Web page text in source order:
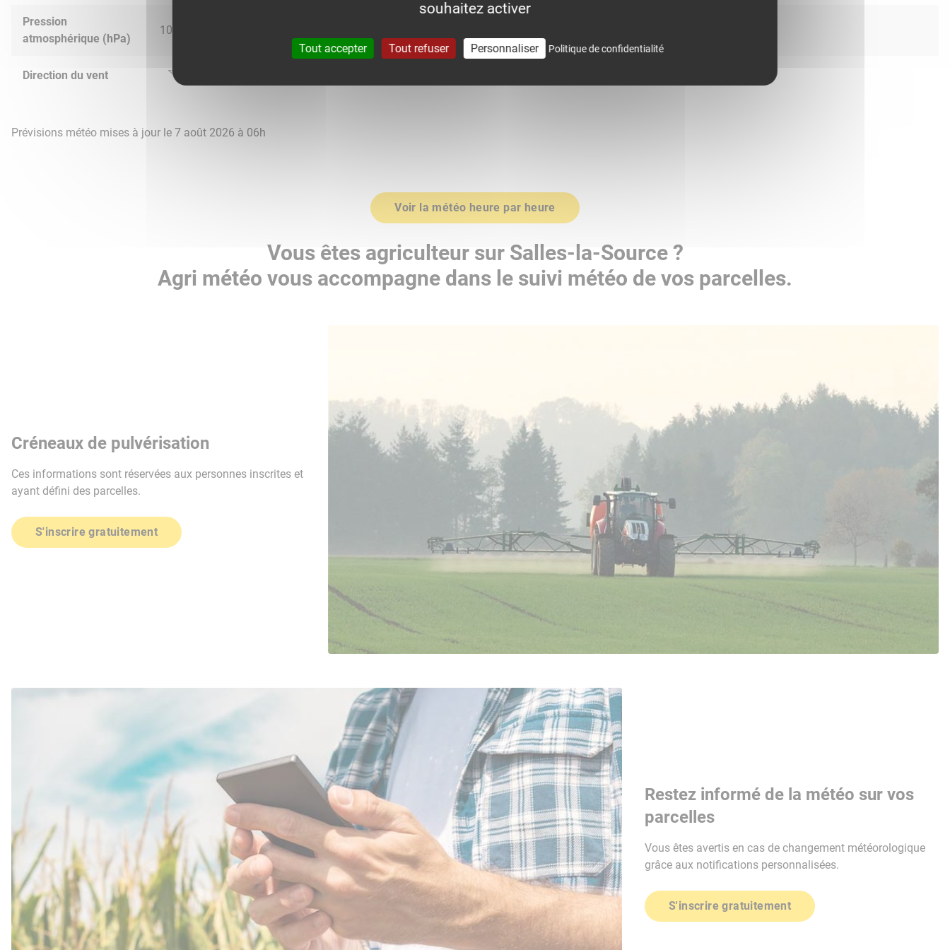
Pression
atmosphérique (hPa)
1019.0
Direction du vent
Prévisions météo mises à jour le 7 août 2026 à 06h
Voir la météo heure par heure
Vous êtes agriculteur sur Salles-la-Source ?
Agri météo vous accompagne dans le suivi météo de vos parcelles.
Créneaux de pulvérisation
Ces informations sont réservées aux personnes inscrites et
ayant défini des parcelles.
S'inscrire gratuitement
Restez informé de la météo sur vos
parcelles
Vous êtes avertis en cas de changement météorologique
grâce aux notifications personnalisées.
S'inscrire gratuitement
souhaitez activer
Tout accepter Tout refuser Personnaliser Politique de confidentialité